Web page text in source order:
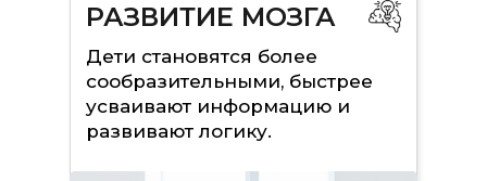
РАЗВИТИЕ МОЗГА
Дети становятся более
сообразительными, быстрее
усваивают информацию и
развивают логику.